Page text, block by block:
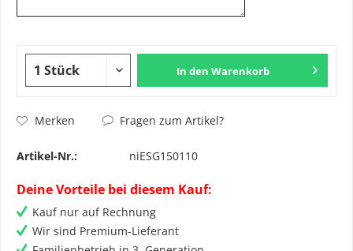
In den Warenkorb
Merken Fragen zum Artikel?
Artikel-Nr.: niESG150110
Deine Vorteile bei diesem Kauf:
Kauf nur auf Rechnung
Wir sind Premium-Lieferant